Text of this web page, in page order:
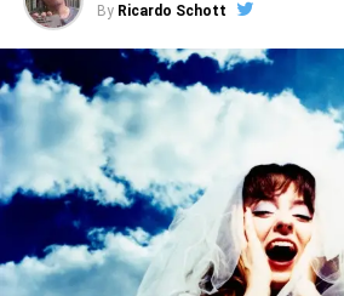
By Ricardo Schott